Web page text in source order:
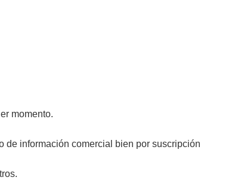
momento.
de información comercial bien por suscripción